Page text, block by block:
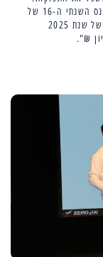
שאול שניידר, יו"ר דירקטוריון נמל אשדוד, השתתף בכנס השנתי ה-16 של
"קוראל" ואמר: "אנו נערכים להנפקה ברבעון הראשון של שנת 2025